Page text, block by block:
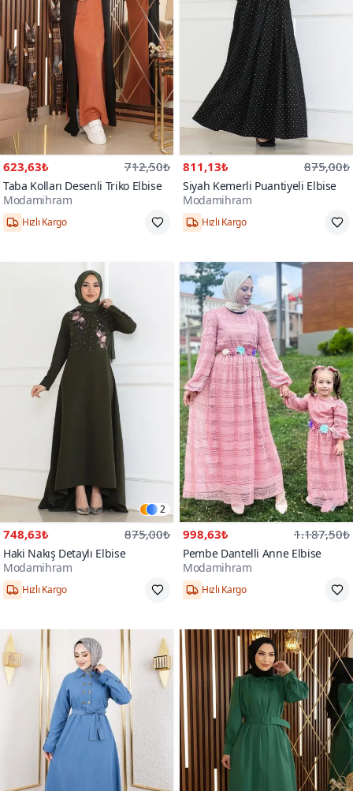
623,63₺ 712,50₺
Taba Kolları Desenli Triko Elbise
Modamihram
Hızlı Kargo
811,13₺ 875,00₺
Siyah Kemerli Puantiyeli Elbise
Modamihram
Hızlı Kargo
2
748,63₺ 875,00₺
Haki Nakış Detaylı Elbise
Modamihram
Hızlı Kargo
998,63₺ 1.187,50₺
Pembe Dantelli Anne Elbise
Modamihram
Hızlı Kargo